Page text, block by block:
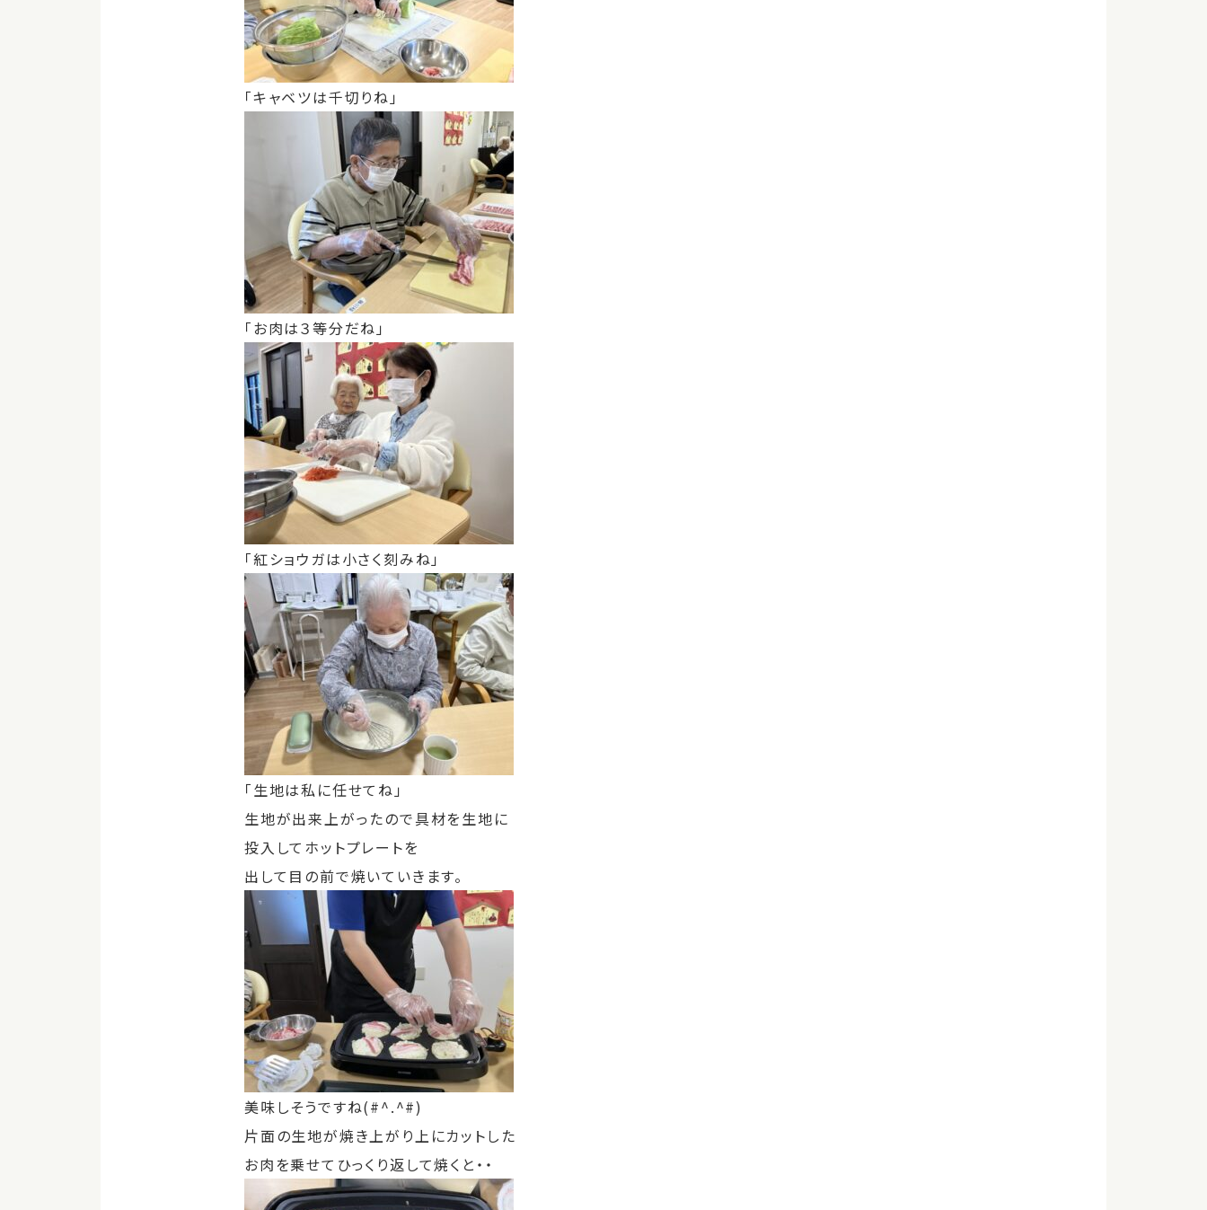
「キャベツは千切りね」
「お肉は３等分だね」
「紅ショウガは小さく刻みね」
「生地は私に任せてね」
生地が出来上がったので具材を生地に
投入してホットプレートを
出して目の前で焼いていきます。
美味しそうですね(#^.^#)
片面の生地が焼き上がり上にカットした
お肉を乗せてひっくり返して焼くと・・